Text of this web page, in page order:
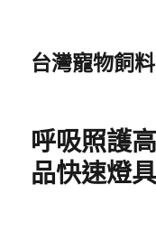
台灣寵物飼
呼吸照護
品快速燈